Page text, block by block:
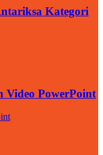
Kategori
Video PowerPoint